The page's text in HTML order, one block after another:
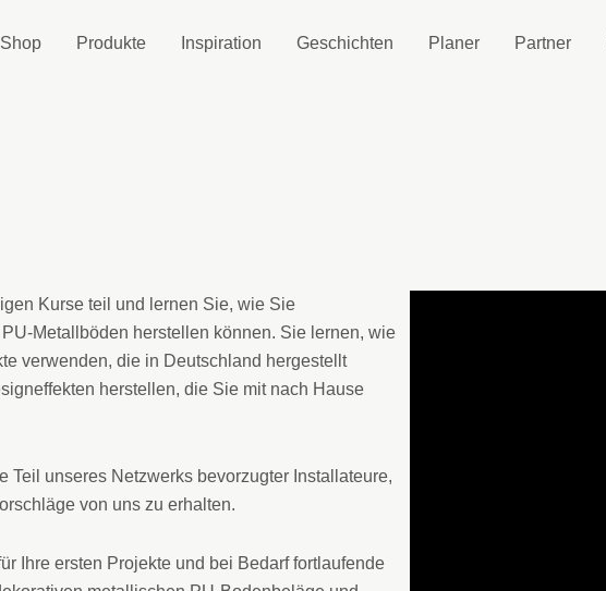
Shop Produkte Inspiration Geschichten Planer Partner
Kurse teil und lernen Sie, wie Sie
Metallböden herstellen können. Sie lernen, wie
verwenden, die in Deutschland hergestellt
herstellen, die Sie mit nach Hause
Teil unseres Netzwerks bevorzugter Installateure,
von uns zu erhalten.
Ihre ersten Projekte und bei Bedarf fortlaufende